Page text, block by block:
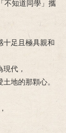
不知道同學」攜
十足且極具親和
代，
地的那顆心。